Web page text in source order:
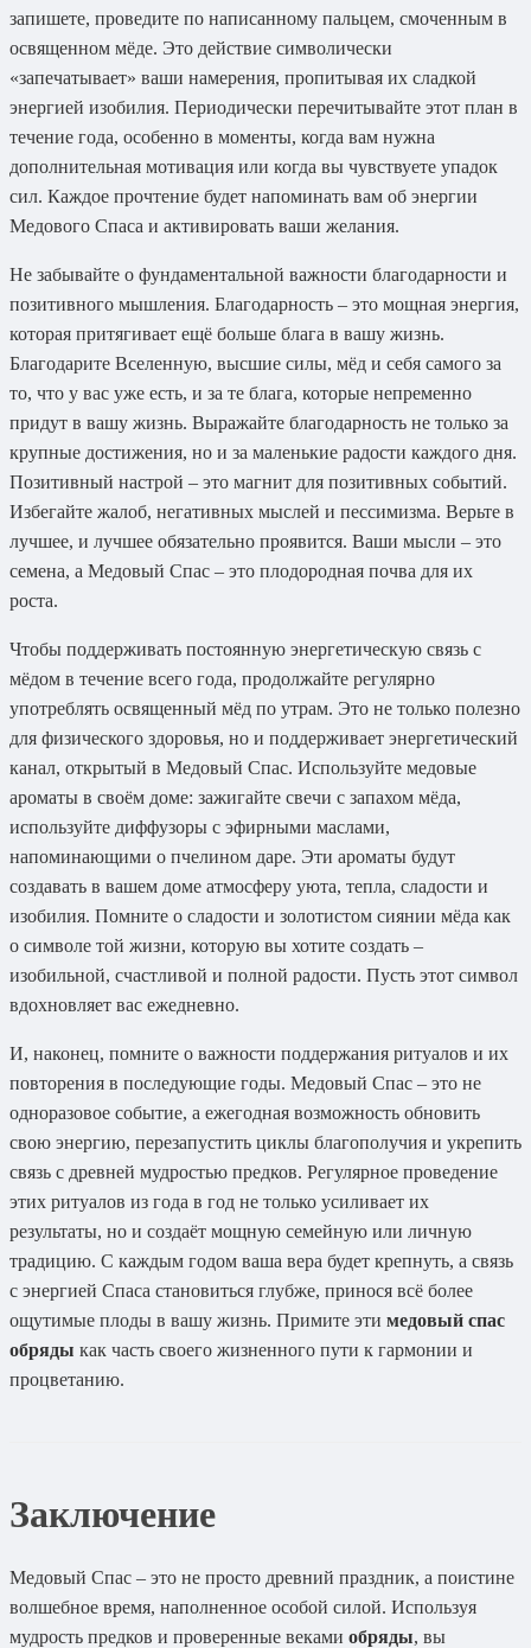
запишете, проведите по написанному пальцем, смоченным в
освященном мёде. Это действие символически
«запечатывает» ваши намерения, пропитывая их сладкой
энергией изобилия. Периодически перечитывайте этот план в
течение года, особенно в моменты, когда вам нужна
дополнительная мотивация или когда вы чувствуете упадок
сил. Каждое прочтение будет напоминать вам об энергии
Медового Спаса и активировать ваши желания.
Не забывайте о фундаментальной важности благодарности и
позитивного мышления. Благодарность – это мощная энергия,
которая притягивает ещё больше блага в вашу жизнь.
Благодарите Вселенную, высшие силы, мёд и себя самого за
то, что у вас уже есть, и за те блага, которые непременно
придут в вашу жизнь. Выражайте благодарность не только за
крупные достижения, но и за маленькие радости каждого дня.
Позитивный настрой – это магнит для позитивных событий.
Избегайте жалоб, негативных мыслей и пессимизма. Верьте в
лучшее, и лучшее обязательно проявится. Ваши мысли – это
семена, а Медовый Спас – это плодородная почва для их
роста.
Чтобы поддерживать постоянную энергетическую связь с
мёдом в течение всего года, продолжайте регулярно
употреблять освященный мёд по утрам. Это не только полезно
для физического здоровья, но и поддерживает энергетический
канал, открытый в Медовый Спас. Используйте медовые
ароматы в своём доме: зажигайте свечи с запахом мёда,
используйте диффузоры с эфирными маслами,
напоминающими о пчелином даре. Эти ароматы будут
создавать в вашем доме атмосферу уюта, тепла, сладости и
изобилия. Помните о сладости и золотистом сиянии мёда как
о символе той жизни, которую вы хотите создать –
изобильной, счастливой и полной радости. Пусть этот символ
вдохновляет вас ежедневно.
И, наконец, помните о важности поддержания ритуалов и их
повторения в последующие годы. Медовый Спас – это не
одноразовое событие, а ежегодная возможность обновить
свою энергию, перезапустить циклы благополучия и укрепить
связь с древней мудростью предков. Регулярное проведение
этих ритуалов из года в год не только усиливает их
результаты, но и создаёт мощную семейную или личную
традицию. С каждым годом ваша вера будет крепнуть, а связь
с энергией Спаса становиться глубже, принося всё более
ощутимые плоды в вашу жизнь. Примите эти медовый спас
обряды как часть своего жизненного пути к гармонии и
процветанию.
Заключение
Медовый Спас – это не просто древний праздник, а поистине
волшебное время, наполненное особой силой. Используя
мудрость предков и проверенные веками обряды, вы